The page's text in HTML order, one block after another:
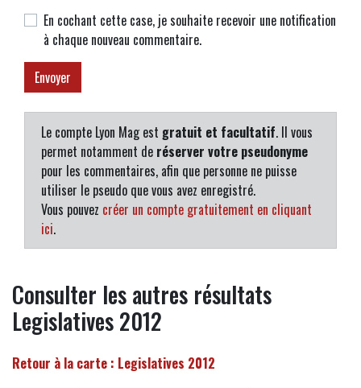
En cochant cette case, je souhaite recevoir une notification
à chaque nouveau commentaire.
Le compte Lyon Mag est gratuit et facultatif. Il vous
permet notamment de réserver votre pseudonyme
pour les commentaires, afin que personne ne puisse
utiliser le pseudo que vous avez enregistré.
Vous pouvez créer un compte gratuitement en cliquant
ici.
Consulter les autres résultats
Legislatives 2012
Retour à la carte : Legislatives 2012